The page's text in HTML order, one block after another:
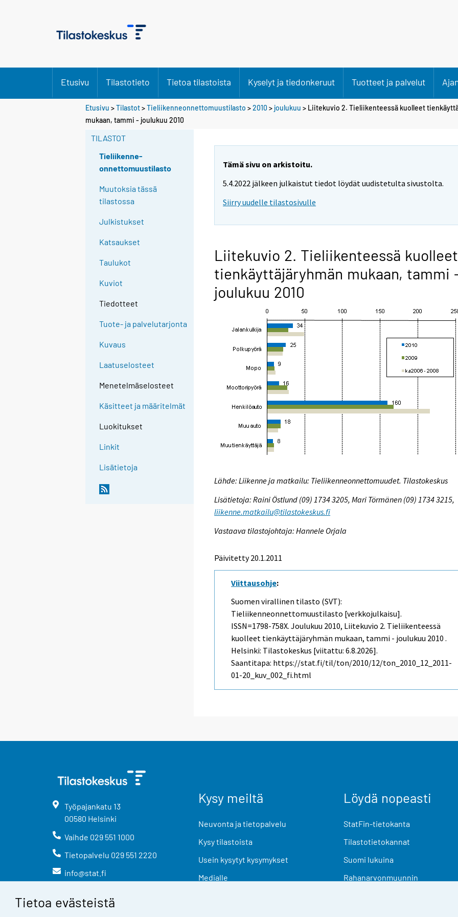
Tietoa evästeistä
Etusivu Tilastotieto Tietoa tilastoista Kyselyt ja tiedonkeruut Tuotteet ja palvelut
Etusivu >Tilastot>Tieliikenneonnettomuustilasto >2010 > joulukuu > Liitekuvio 2. Tieliikenteessä kuolleet
mukaan, tammi - joulukuu 2010
TILASTOT
Tieliikenne-
onnettomuustilasto
Muutoksia tässä
tilastossa
Julkistukset
Katsaukset
Taulukot
Kuviot
Tiedotteet
Tuote- ja palvelutarjonta
Kuvaus
Laatuselosteet
Menetelmäselosteet
Käsitteet ja määritelmät
Luokitukset
Linkit
Lisätietoja
Tämä sivu on arkistoitu.
5.4.2022 jälkeen julkaistut tiedot löydät uudistetulta sivustolta.
Siirry uudelle tilastosivulle
Liitekuvio 2. Tieliikenteessä kuolleet
tienkäyttäjäryhmän mukaan, tammi
joulukuu 2010
Lähde: Liikenne ja matkailu: Tieliikenneonnettomuudet. Tilastokeskus
Lisätietoja: Raini Östlund (09) 1734 3205, Mari Törmänen (09) 1734 3215,
liikenne.matkailu@tilastokeskus.fi
Vastaava tilastojohtaja: Hannele Orjala
Päivitetty 20.1.2011
Viittausohje:
Suomen virallinen tilasto (SVT):
Tieliikenneonnettomuustilasto [verkkojulkaisu].
ISSN=1798-758X.Joulukuu 2010, Liitekuvio 2. Tieliikenteessä
kuolleet tienkäyttäjäryhmän mukaan, tammi - joulukuu 2010 .
Helsinki: Tilastokeskus [viitattu: 6.8.2026].
Saantitapa: https://stat.fi/til/ton/2010/12/ton_2010_12_2011-
01-20_kuv_002_fi.html
Työpajankatu 13
00580 Helsinki
Vaihde 029 551 1000
Tietopalvelu 029 551 2220
info@stat.fi
Kysy meiltä
Neuvonta ja tietopalvelu
Kysy tilastoista
Usein kysytyt kysymykset
Medialle
Löydä nopeasti
StatFin-tietokanta
Tilastotietokannat
Suomi lukuina
Rahanarvonmuunnin